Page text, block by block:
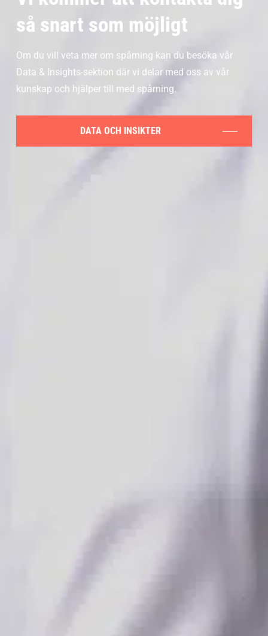
så snart som möjligt
Om du vill veta mer om spårning kan du besöka vår
Data & Insights-sektion där vi delar med oss av vår
kunskap och hjälper till med spårning.
DATA OCH INSIKTER